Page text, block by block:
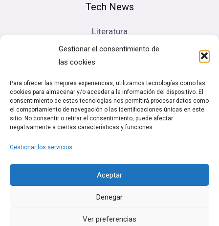
Gestionar el consentimiento de
las cookies
Para ofrecer las mejores experiencias, utilizamos tecnologías como las
cookies para almacenar y/o acceder a la información del dispositivo. El
consentimiento de estas tecnologías nos permitirá procesar datos como
el comportamiento de navegación o las identificaciones únicas en este
sitio. No consentir o retirar el consentimiento, puede afectar
negativamente a ciertas características y funciones.
Gestionar los servicios
Aceptar
Denegar
Ver preferencias
Tech News
Literatura
Cine
Legal
Política de cookies (UE)
Política de Privacidad